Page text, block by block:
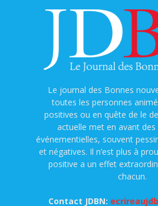
Le journal des Bonnes
toutes les personnes
positives ou en quête de le
actuelle met en avant
événementielles, souvent
et négatives. Il n’est plus à
positive a un effet
chacun.
Contact JDBN: